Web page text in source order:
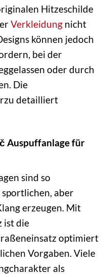
Hitzeschilde
Verkleidung nicht
können jedoch
bei der
oder durch
Die
detailliert
Auspuffanlage für
sind so
sportlichen, aber
erzeugen. Mit
ist die
optimiert
Vorgaben. Viele
als